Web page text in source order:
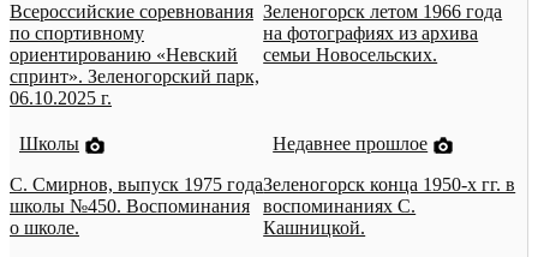
Всероссийские соревнования
по спортивному
ориентированию «Невский
спринт». Зеленогорский парк,
06.10.2025 г.
Зеленогорск летом 1966 года
на фотографиях из архива
семьи Новосельских.
Школы
С. Смирнов, выпуск 1975 года
школы №450. Воспоминания
о школе.
Недавнее прошлое
Зеленогорск конца 1950-х гг. в
воспоминаниях С.
Кашницкой.